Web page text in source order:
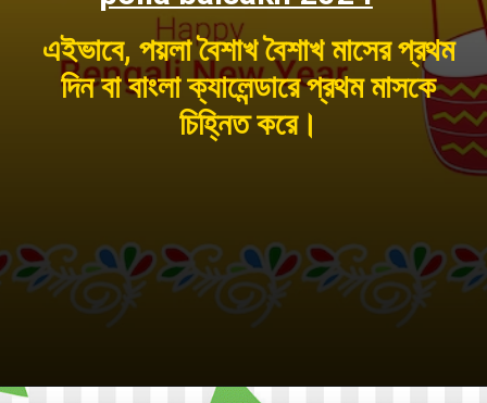
এইভাবে, পয়লা বৈশাখ বৈশাখ মাসের প্রথম
দিন বা বাংলা ক্যালেন্ডারে প্রথম মাসকে
চিহ্নিত করে।